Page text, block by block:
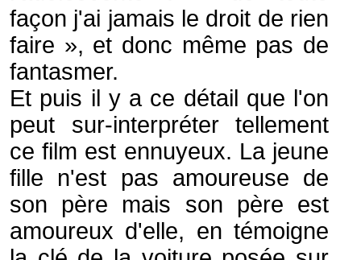
façon j'ai jamais le droit de rien
faire », et donc même pas de
fantasmer.
Et puis il y a ce détail que l'on
peut sur-interpréter tellement
ce film est ennuyeux. La jeune
fille n'est pas amoureuse de
son père mais son père est
amoureux d'elle, en témoigne